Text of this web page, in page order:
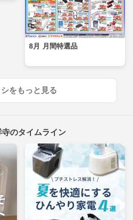
8月 月間特選品
をもっと見る
のタイムライン